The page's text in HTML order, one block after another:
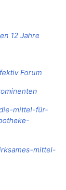
12 Jahre
Forum
mittel-für-
mittel-